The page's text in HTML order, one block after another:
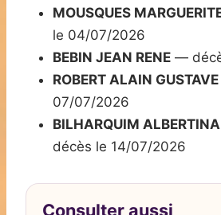
MOUSQUES
le 04/07/2026
BEBIN JEAN RENE —
ROBERT ALAIN GUSTAVE
07/07/2026
BILHARQUIM
décès le 14/07/2026
Consulter aussi